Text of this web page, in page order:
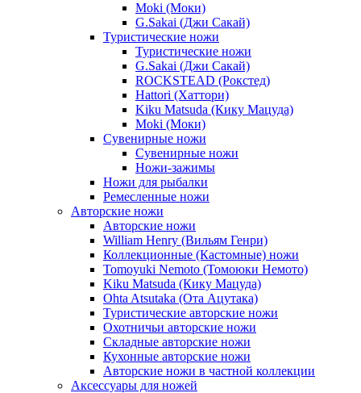
Moki (Моки)
G.Sakai (Джи Сакай)
Туристические ножи
Туристические ножи
G.Sakai (Джи Сакай)
ROCKSTEAD (Рокстед)
Hattori (Хаттори)
Kiku Matsuda (Кику Мацуда)
Moki (Моки)
Сувенирные ножи
Сувенирные ножи
Ножи-зажимы
Ножи для рыбалки
Ремесленные ножи
Авторские ножи
Авторские ножи
William Henry (Вильям Генри)
Коллекционные (Кастомные) ножи
Tomoyuki Nemoto (Томоюки Немото)
Kiku Matsuda (Кику Мацуда)
Ohta Atsutaka (Ота Ацутака)
Туристические авторские ножи
Охотничьи авторские ножи
Складные авторские ножи
Кухонные авторские ножи
Авторские ножи в частной коллекции
Аксессуары для ножей